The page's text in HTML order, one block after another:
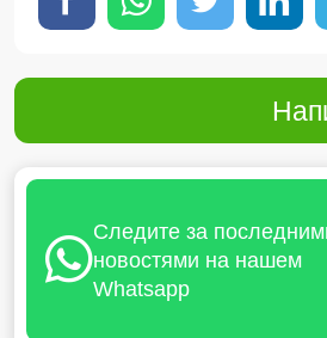
Следите за
новостями на нашем
Whatsapp